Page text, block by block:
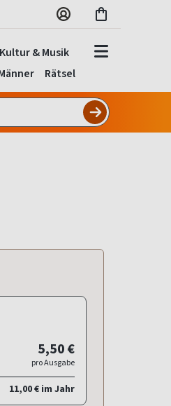
Kultur & Musik
Rätsel
5,50 €
pro Ausgabe
11,00 € im Jahr